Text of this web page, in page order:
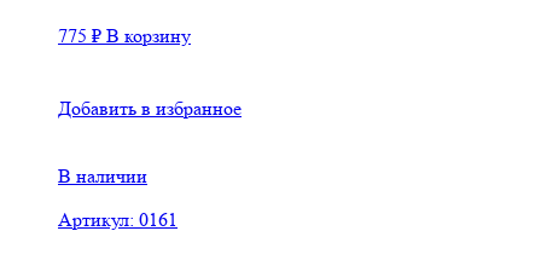
775 ₽ В корзину
Добавить в избранное
В наличии
Артикул: 0161